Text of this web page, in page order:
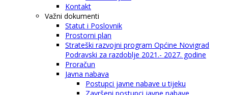
Kontakt
Važni dokumenti
Statut i Poslovnik
Prostorni plan
Strateški razvojni program Općine Novigrad
Podravski za razdoblje 2021.- 2027. godine
Proračun
Javna nabava
Postupci javne nabave u tijeku